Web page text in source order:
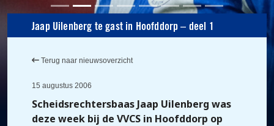
Jaap Uilenberg te gast in Hoofddorp – deel 1
Terug naar nieuwsoverzicht
15 augustus 2006
Scheidsrechtersbaas Jaap Uilenberg was
deze week bij de VVCS in Hoofddorp op